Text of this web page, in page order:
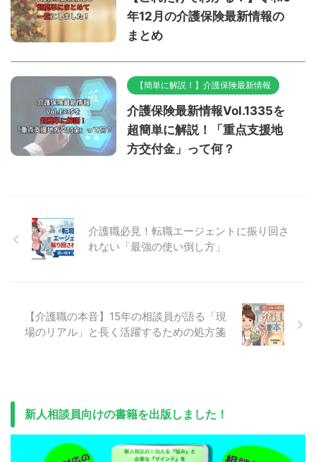
年12月の介護保険最新情報の
まとめ
【簡単に解説！】介護保険最新情報
介護保険最新情報Vol.1335を
超簡単に解説！「重点支援地
方交付金」って何？
介護職必見！転職エージェントに振り回さ
れない「最強の使い倒し方」
【介護職の本音】15年の相談員が語る「現
場のリアル」と長く活躍するための処方箋
新人相談員向けの書籍を出版しました！